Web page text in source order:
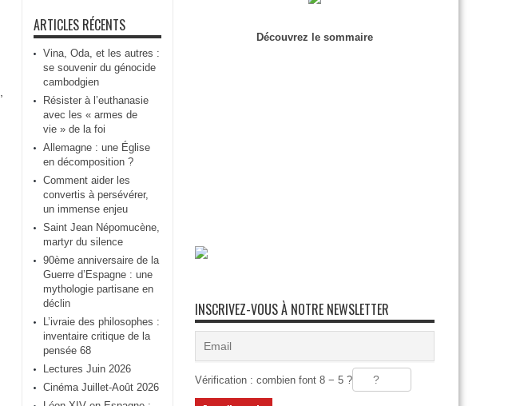
ARTICLES RÉCENTS
Vina, Oda, et les autres :
se souvenir du génocide
cambodgien
Résister à l’euthanasie
avec les « armes de
vie » de la foi
Allemagne : une Église
en décomposition ?
Comment aider les
convertis à persévérer,
un immense enjeu
Saint Jean Népomucène,
martyr du silence
90ème anniversaire de la
Guerre d’Espagne : une
mythologie partisane en
déclin
L’ivraie des philosophes :
inventaire critique de la
pensée 68
Lectures Juin 2026
Cinéma Juillet-Août 2026
Découvrez le sommaire
INSCRIVEZ-VOUS À NOTRE NEWSLETTER
Vérification : combien font 8 − 5 ?